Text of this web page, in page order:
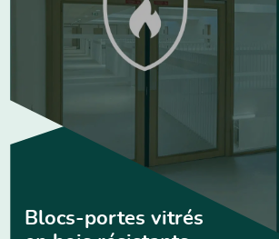
Blocs-portes vitrés